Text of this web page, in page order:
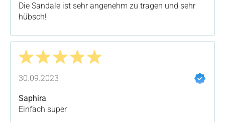
Die Sandale ist sehr angenehm zu tragen und sehr
hübsch!
30.09.2023
Saphira
Einfach super